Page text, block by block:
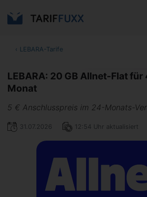
‹ LEBARA-Tarife
LEBARA: 20 GB Allnet-Flat für
Monat
5 € Anschlusspreis im 24-Monats-
31.07.2026 12:54 Uhr aktualisiert